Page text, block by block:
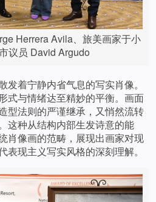
Herrera Avila、旅美画家于小
议员 David Argudo
着宁静内省气息的写实肖像。
式与情绪达至精妙的平衡。画面
型法则的严谨继承，又悄然流转
这种从结构内部生发诗意的能
肖像画的范畴，展现出画家对现
表现主义写实风格的深刻理解。